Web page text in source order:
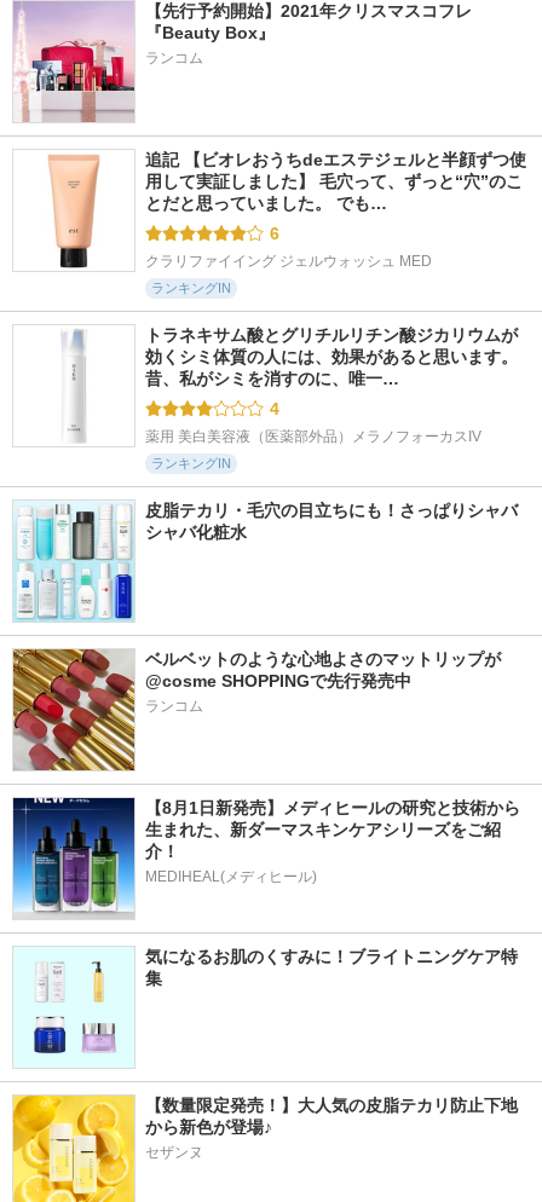
【先行予約開始】2021年クリスマスコフレ
『Beauty Box』
ランコム
追記 【ビオレおうちdeエステジェルと半顔ずつ使
用して実証しました】 毛穴って、ずっと“穴”のこ
とだと思っていました。 でも…
6
クラリファイイング ジェルウォッシュ MED
ランキングIN
トラネキサム酸とグリチルリチン酸ジカリウムが
効くシミ体質の人には、効果があると思います。
昔、私がシミを消すのに、唯一…
4
薬用 美白美容液（医薬部外品）メラノフォーカスIV
ランキングIN
皮脂テカリ・毛穴の目立ちにも！さっぱりシャバ
シャバ化粧水
ベルベットのような心地よさのマットリップが
@cosme SHOPPINGで先行発売中
ランコム
【8月1日新発売】メディヒールの研究と技術から
生まれた、新ダーマスキンケアシリーズをご紹
介！
MEDIHEAL(メディヒール)
気になるお肌のくすみに！ブライトニングケア特
集
【数量限定発売！】大人気の皮脂テカリ防止下地
から新色が登場♪
セザンヌ